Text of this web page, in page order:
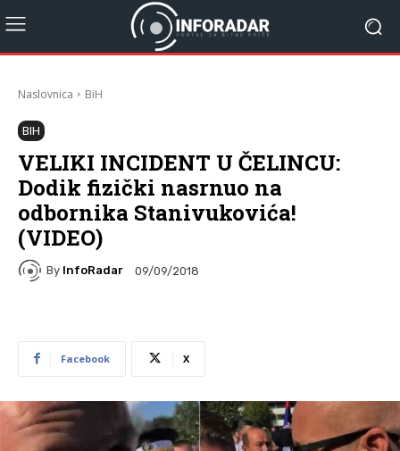
Naslovnica BiH
BIH
VELIKI INCIDENT U ČELINCU:
Dodik fizički nasrnuo na
odbornika Stanivukovića!
(VIDEO)
By InfoRadar 09/09/2018
Facebook X